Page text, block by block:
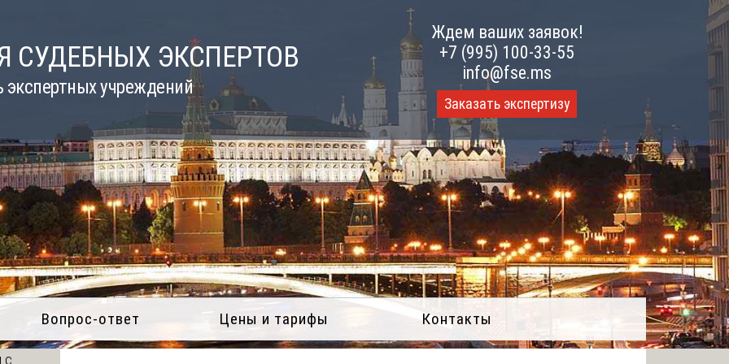
СУДЕБНЫХ ЭКСПЕРТОВ
экспертных учреждений
Ждем ваших заявок!
+7 (995) 100-33-55
info@fse.ms
Заказать экспертизу
Вопрос-ответ Цены и тарифы Контакты
с